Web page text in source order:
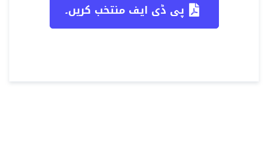
پی ڈی ایف منتخب کریں۔